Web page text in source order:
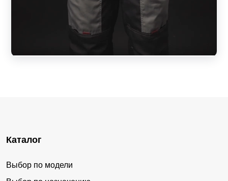
Каталог
Выбор по модели